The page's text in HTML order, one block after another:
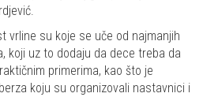
vrline su koje se uče od najmanjih
koji uz to dodaju da dece treba da
primerima, kao što je
koju su organizovali nastavnici i